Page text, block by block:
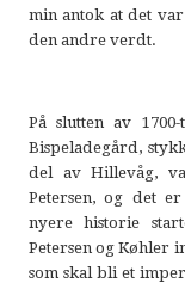
min antok at det
den andre verdt.
På slutten av
Bispeladegård,
del av Hillevåg,
Petersen, og det
nyere historie
Petersen og Køhler
som skal bli et